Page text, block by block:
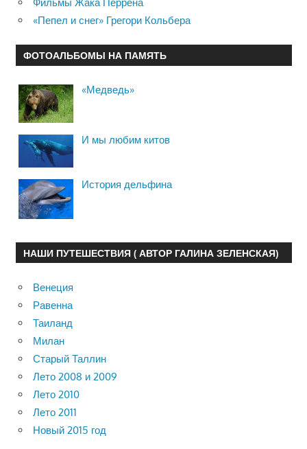
«Пепел и снег» Грегори Кольбера
ФОТОАЛЬБОМЫ НА ПАМЯТЬ
«Медведь»
И мы любим китов
История дельфина
НАШИ ПУТЕШЕСТВИЯ ( АВТОР ГАЛИНА ЗЕЛЕНСКАЯ)
Венеция
Равенна
Таиланд
Милан
Старый Таллин
Лето 2008 и 2009
Лето 2010
Лето 2011
Новый 2015 год